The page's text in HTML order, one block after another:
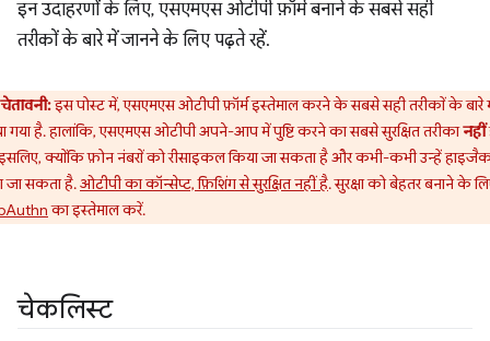
इन उदाहरणों के लिए, एसएमएस ओटीपी फ़ॉर्म बनाने के सबसे सही
तरीकों के बारे में जानने के लिए पढ़ते रहें.
चेतावनी:इस पोस्ट में, एसएमएस ओटीपी फ़ॉर्म इस्तेमाल करने के सबसे सही तरीकों के बारे
गया है. हालांकि, एसएमएस ओटीपी अपने-आप में पुष्टि करने का सबसे सुरक्षित तरीकानहीं
क्योंकि फ़ोन नंबरों को रीसाइकल किया जा सकता है और कभी-कभी उन्हें
जा सकता है.ओटीपी का कॉन्सेप्ट, फ़िशिंग से सुरक्षित नहीं है. सुरक्षा को बेहतर बनाने के
का इस्तेमाल करें.
चेकलिस्ट